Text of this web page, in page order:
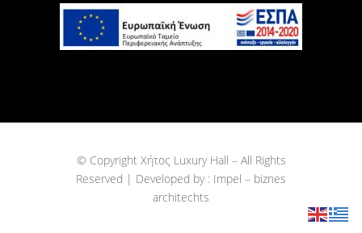
© Copyright Χήτος Luxury Hall – All Rights
Reserved | Developed by : Impel – biznes
architechts